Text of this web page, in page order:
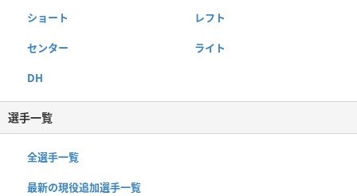
ショート レフト
センター ライト
DH
選手一覧
全選手一覧
最新の現役追加選手一覧